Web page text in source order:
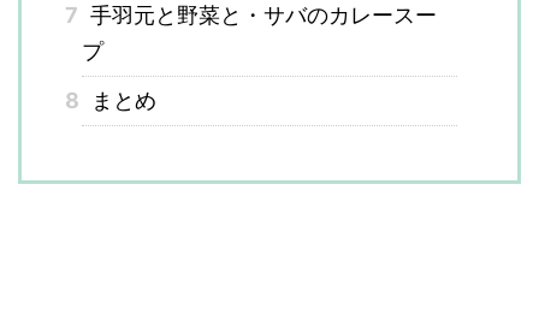
7 手羽元と野菜と・サバのカレースー
プ
8
まとめ